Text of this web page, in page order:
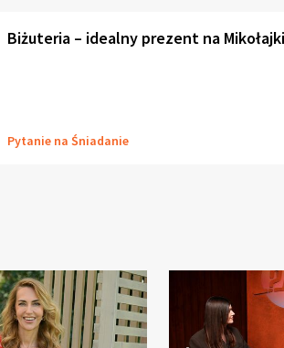
Biżuteria – idealny prezent na
Pytanie na Śniadanie